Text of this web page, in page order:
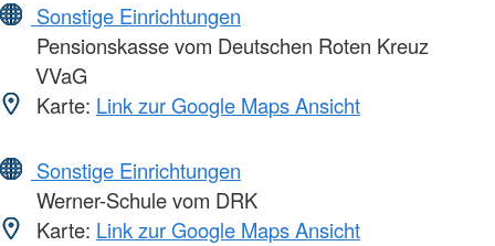
Sonstige Einrichtungen
Pensionskasse vom Deutschen Roten Kreuz
VVaG
Karte: Link zur Google Maps Ansicht
Sonstige Einrichtungen
Werner-Schule vom DRK
Karte: Link zur Google Maps Ansicht